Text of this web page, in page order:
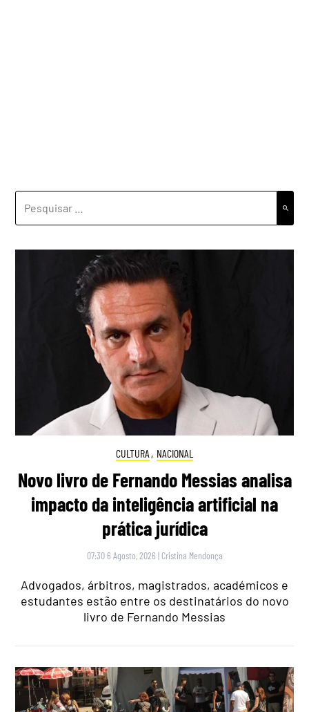
POR:
CULTURA , NACIONAL
Novo livro de Fernando Messias analisa
impacto da inteligência artificial na
prática jurídica
07:30 6 Agosto, 2026 | Cristina Mendonça
Advogados, árbitros, magistrados, académicos e
estudantes estão entre os destinatários do novo
livro de Fernando Messias